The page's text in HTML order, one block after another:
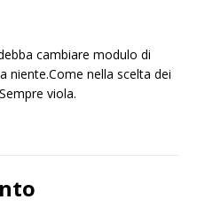
cambiare modulo di
niente.Come nella scelta dei
viola.